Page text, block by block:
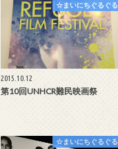
☆まいにちぐるぐる
2015.10.12
第10回UNHCR難民映画祭
☆まいにちぐるぐる